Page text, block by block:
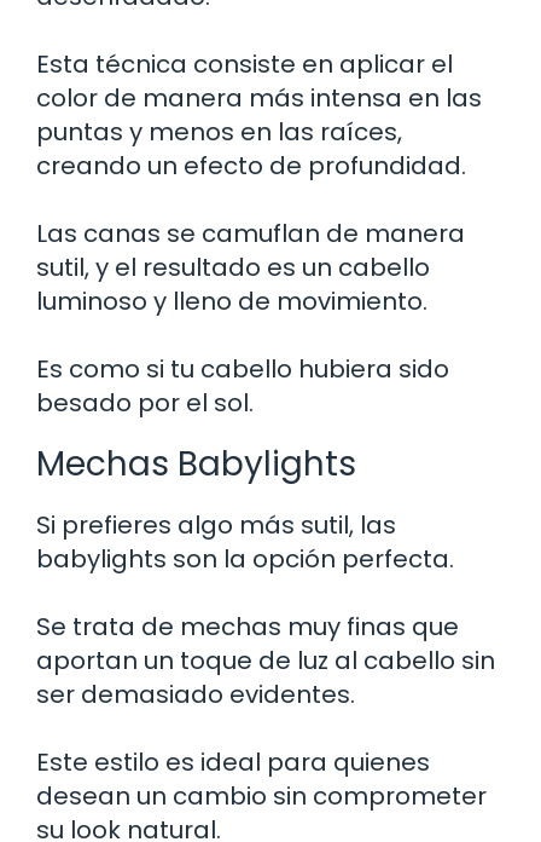
Esta técnica consiste en aplicar el
color de manera más intensa en las
puntas y menos en las raíces,
creando un efecto de profundidad.
Las canas se camuflan de manera
sutil, y el resultado es un cabello
luminoso y lleno de movimiento.
Es como si tu cabello hubiera sido
besado por el sol.
Mechas Babylights
Si prefieres algo más sutil, las
babylights son la opción perfecta.
Se trata de mechas muy finas que
aportan un toque de luz al cabello sin
ser demasiado evidentes.
Este estilo es ideal para quienes
desean un cambio sin comprometer
su look natural.